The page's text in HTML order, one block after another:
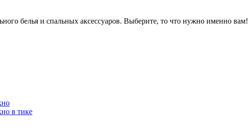
белья и спальных аксессуаров. Выберите, то что нужно именно вам!
в тике